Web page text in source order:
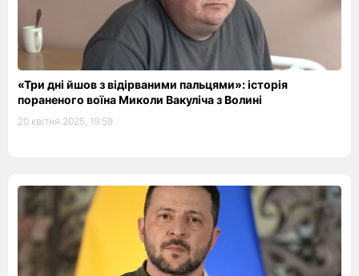
«Три дні йшов з відірваними пальцями»: історія
пораненого воїна Миколи Вакуліча з Волині
20 квітня 2025, 19:59